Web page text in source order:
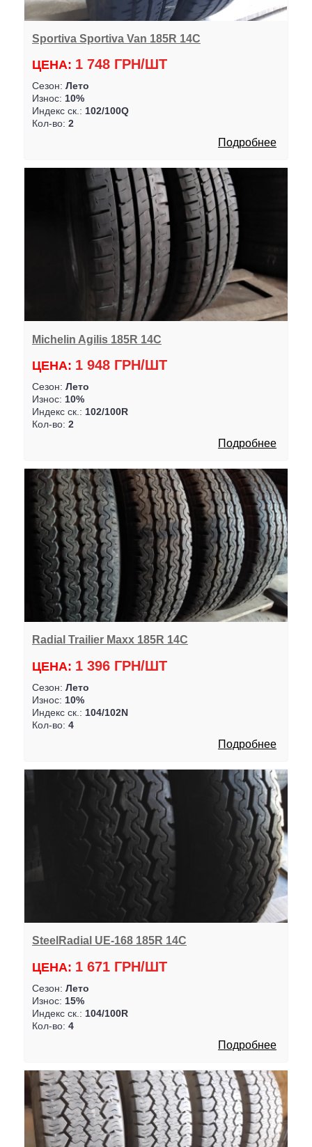
Sportiva Sportiva Van 185R 14C
ЦЕНА: 1 748 ГРН/ШТ
Сезон: Лето
Износ: 10%
Индекс ск.: 102/100Q
Кол-во: 2
Подробнее
Michelin Agilis 185R 14C
ЦЕНА: 1 948 ГРН/ШТ
Сезон: Лето
Износ: 10%
Индекс ск.: 102/100R
Кол-во: 2
Подробнее
Radial Trailier Maxx 185R 14C
ЦЕНА: 1 396 ГРН/ШТ
Сезон: Лето
Износ: 10%
Индекс ск.: 104/102N
Кол-во: 4
Подробнее
SteelRadial UE-168 185R 14C
ЦЕНА: 1 671 ГРН/ШТ
Сезон: Лето
Износ: 15%
Индекс ск.: 104/100R
Кол-во: 4
Подробнее